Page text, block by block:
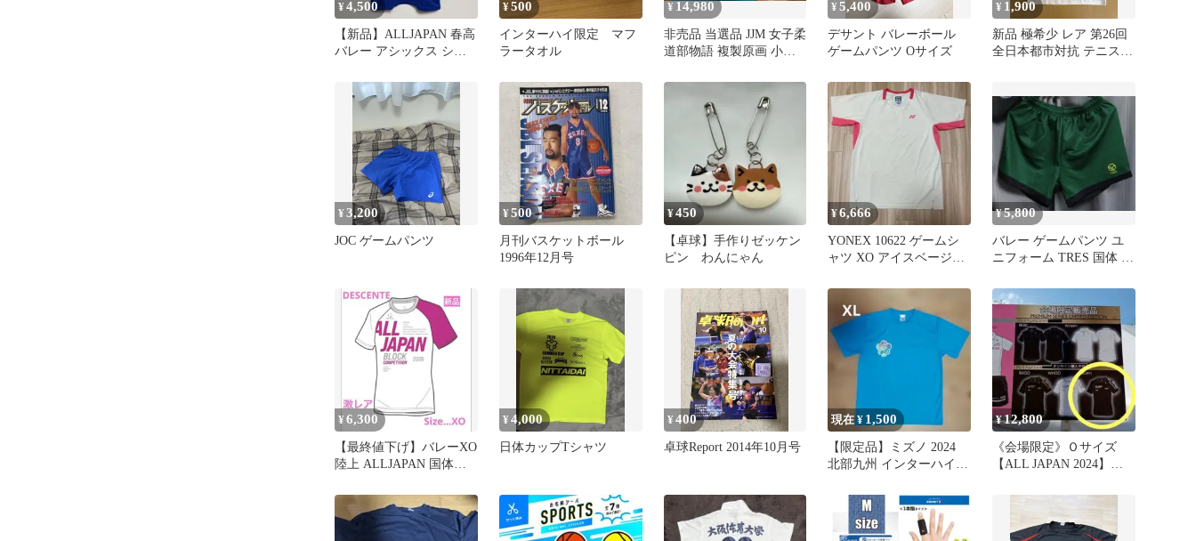
¥4,500
【新品】ALLJAPAN 春高
バレー アシックス シャ
¥500
インターハイ限定 マフ
ラータオル
¥ 14,980
非売品 当選品 JJM 女子柔
道部物語 複製原画 小林
¥5,400
デサント バレーボール
ゲームパンツ Oサイズ
¥ 1,900
新品 極希少 レア 第26回
全日本都市対抗 テニス T
¥3,200
JOC ゲームパンツ
¥500
月刊バスケットボール
1996年12月号
¥450
【卓球】手作りゼッケン
ピン わんにゃん
¥6,666
YONEX 10622 ゲームシ
ャツ XO アイスベージュ
¥5,800
バレー ゲームパンツ ユ
ニフォーム TRES 国体 イ
¥ 6,300
【最終値下げ】バレーXO
陸上 ALLJAPAN 国体天
¥4,000
日体カップTシャツ
¥400
卓球Report 2014年10月号
現在 ¥ 1,500
【限定品】ミズノ 2024
北部九州 インターハイ
¥12,800
《会場限定》Ｏサイズ
【ALL JAPAN 2024】デ